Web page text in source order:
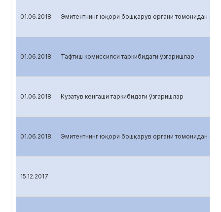
01.06.2018 Эмитентнинг юқори бошқарув органи томонидан
01.06.2018 Тафтиш комиссияси таркибидаги ўзгаришлар
01.06.2018 Кузатув кенгаши таркибидаги ўзгаришлар
01.06.2018 Эмитентнинг юқори бошқарув органи томонидан
15.12.2017